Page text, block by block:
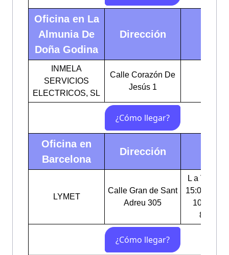
Oficina en La
Almunia De
Doña Godina
Dirección
INMELA
SERVICIOS
ELECTRICOS, SL
Calle Corazón De
Jesús 1
Oficina en
Barcelona
Dirección
LYMET
Calle Gran de Sant
Adreu 305
L a V:
15:00-
10:00-
8:00-